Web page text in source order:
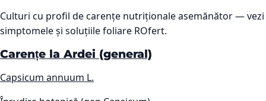
Culturi cu profil de carențe nutriționale asemănător — vezi
simptomele și soluțiile foliare ROfert.
Carențe la Ardei (general)
Capsicum annuum L.